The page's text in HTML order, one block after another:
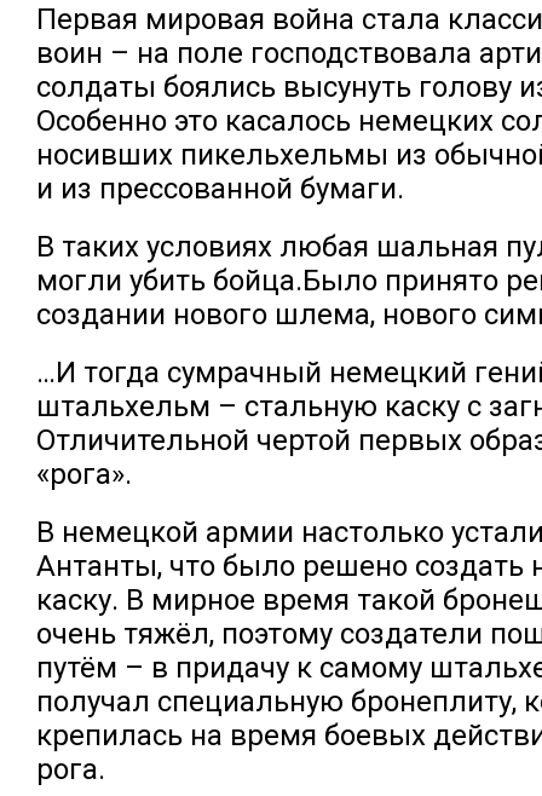
Первая мировая война стала
воин – на поле господствовала
солдаты боялись высунуть голову
Особенно это касалось немецких
носивших пикельхельмы из
и из прессованной бумаги.
В таких условиях любая шальная
могли убить бойца.Было принято
создании нового шлема, нового
…И тогда сумрачный немецкий
штальхельм – стальную каску с
Отличительной чертой первых
«рога».
В немецкой армии настолько
Антанты, что было решено создать
каску. В мирное время такой
очень тяжёл, поэтому создатели
путём – в придачу к самому
получал специальную бронеплиту,
крепилась на время боевых
рога.